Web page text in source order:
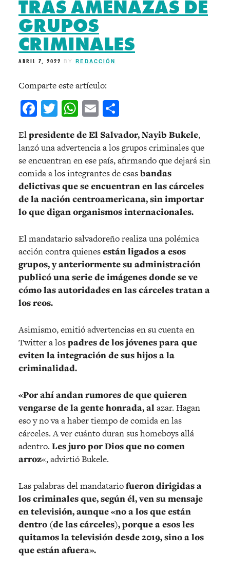
TRAS AMENAZAS DE
GRUPOS
CRIMINALES
ABRIL 7, 2022 BY REDACCIÓN
Comparte este artículo:
Facebook
Twitter
WhatsApp
Email
Elpresidente de El Salvador, Nayib Bukele,
lanzó una advertencia a los grupos criminales que
se encuentran en ese país, afirmando que dejará sin
comida a los integrantes de esasbandas
delictivas que se encuentran en las cárceles
de la nación centroamericana, sin importar
lo que digan organismos internacionales.
El mandatario salvadoreño realiza una polémica
acción contra quienesestán ligados a esos
grupos, y anteriormente su administración
publicó una serie de imágenes donde se ve
cómo las autoridades en las cárceles tratan a
los reos.
Asimismo, emitió advertencias en su cuenta en
Twitter a lospadres de los jóvenes para que
eviten la integración de sus hijos a la
criminalidad.
«Por ahí andan rumores de que quieren
vengarse de la gente honrada, al azar. Hagan
eso y no va a haber tiempo de comida en las
cárceles. A ver cuánto duran sus homeboys allá
adentro. Les juro por Dios que no comen
arroz«, advirtió Bukele.
Las palabras del mandatariofueron dirigidas a
los criminales que, según él, ven su mensaje
en televisión, aunque «no a los que están
dentro (de las cárceles), porque a esos les
quitamos la televisión desde 2019, sino a los
que están afuera».